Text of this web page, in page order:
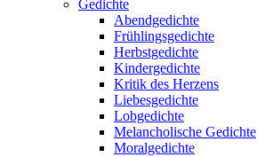
Gedichte
Abendgedichte
Frühlingsgedichte
Herbstgedichte
Kindergedichte
Kritik des Herzens
Liebesgedichte
Lobgedichte
Melancholische Gedichte
Moralgedichte